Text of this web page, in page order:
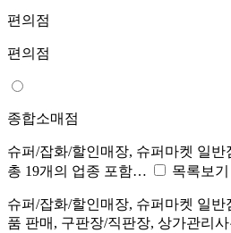
편의점
편의점
종합소매점
슈퍼/잡화/할인매장, 슈퍼마켓 일반
총 19개의 업종 포함…
목록보기
슈퍼/잡화/할인매장, 슈퍼마켓 일반
품 판매, 구판장/직판장, 상가관리